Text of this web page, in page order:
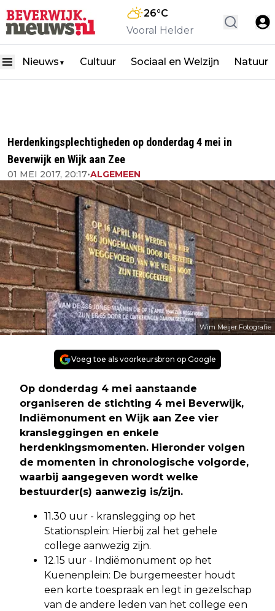
26°C
Vooral Helder
Nieuws ▼ Cultuur Sociaal en Welzijn Natuur
Herdenkingsplechtigheden op donderdag 4 mei in
Beverwijk en Wijk aan Zee
01 MEI 2017, 20:17•ALGEMEEN
Wim Meijer Fotografie
Voeg toe als voorkeursbron op Google
Op donderdag 4 mei aanstaande
organiseren de stichting 4 mei Beverwijk,
Indiëmonument en Wijk aan Zee vier
kransleggingen en enkele
herdenkingsmomenten. Hieronder volgen
de momenten in chronologische volgorde,
waarbij aangegeven wordt welke
bestuurder(s) aanwezig is/zijn.
11.30 uur - kranslegging op het
Stationsplein: Hierbij zal het gehele
college aanwezig zijn.
12.15 uur - Indiëmonument op het
Kuenenplein: De burgemeester houdt
een korte toespraak en legt in gezelschap
van de andere leden van het college een